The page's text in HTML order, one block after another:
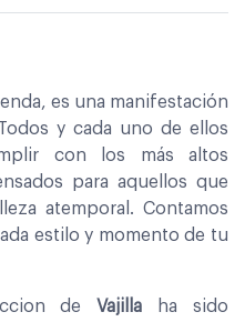
es una manifestación
y cada uno de ellos
con los más altos
para aquellos que
atemporal. Contamos
estilo y momento de tu
deVajilla ha sido